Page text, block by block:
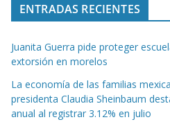
ENTRADAS RECIENTES
Juanita Guerra pide proteger
extorsión en morelos
La economía de las familias
presidenta Claudia Sheinbaum
anual al registrar 3.12% en julio